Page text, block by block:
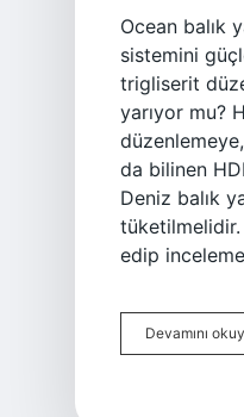
Ocean balık
sistemini
trigliserit
yarıyor mu?
da bilinen
Deniz balık
tüketilmelidir.
edip
Devamını